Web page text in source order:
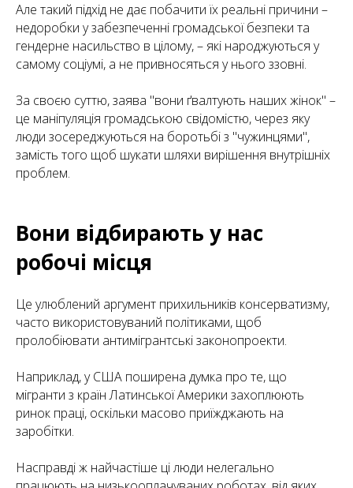
Але такий підхід не дає побачити їх реальні причини –
недоробки у забезпеченні громадської безпеки та
гендерне насильство в цілому, – які народжуються у
самому соціумі, а не привносяться у нього ззовні.
За своєю суттю, заява "вони ґвалтують наших жінок" –
це маніпуляція громадською свідомістю, через яку
люди зосереджуються на боротьбі з "чужинцями",
замість того щоб шукати шляхи вирішення внутрішніх
проблем.
Вони відбирають у нас
робочі місця
Це улюблений аргумент прихильників консерватизму,
часто використовуваний політиками, щоб
пролобіювати антимігрантські законопроекти.
Наприклад, у США поширена думка про те, що
мігранти з країн Латинської Америки захоплюють
ринок праці, оскільки масово приїжджають на
заробітки.
Насправді ж найчастіше ці люди нелегально